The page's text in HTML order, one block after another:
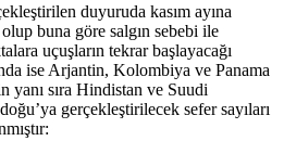
duyuruda kasım ayına
buna göre salgın sebebi ile
uçuşların tekrar başlayacağı
ise Arjantin, Kolombiya ve Panama
sıra Hindistan ve Suudi
gerçekleştirilecek sefer sayıları